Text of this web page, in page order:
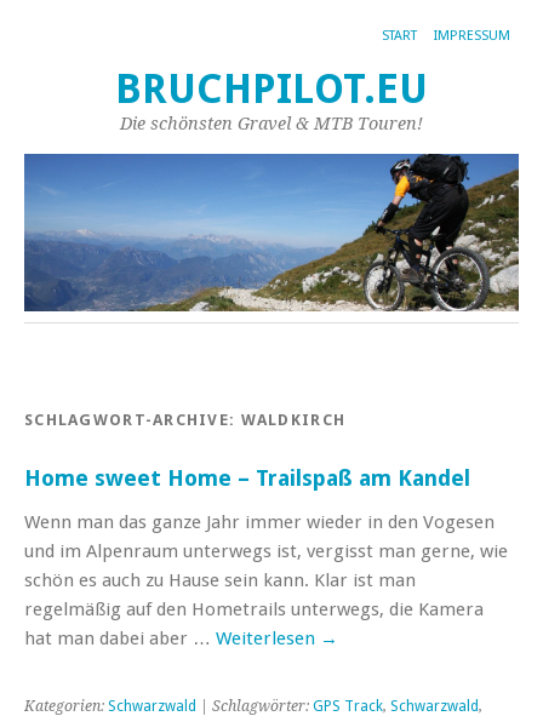
START IMPRESSUM
BRUCHPILOT.EU
Die schönsten Gravel & MTB Touren!
SCHLAGWORT-ARCHIVE: WALDKIRCH
Home sweet Home – Trailspaß am Kandel
Wenn man das ganze Jahr immer wieder in den Vogesen
und im Alpenraum unterwegs ist, vergisst man gerne, wie
schön es auch zu Hause sein kann. Klar ist man
regelmäßig auf den Hometrails unterwegs, die Kamera
hat man dabei aber … Weiterlesen →
Kategorien: Schwarzwald | Schlagwörter: GPS Track, Schwarzwald,